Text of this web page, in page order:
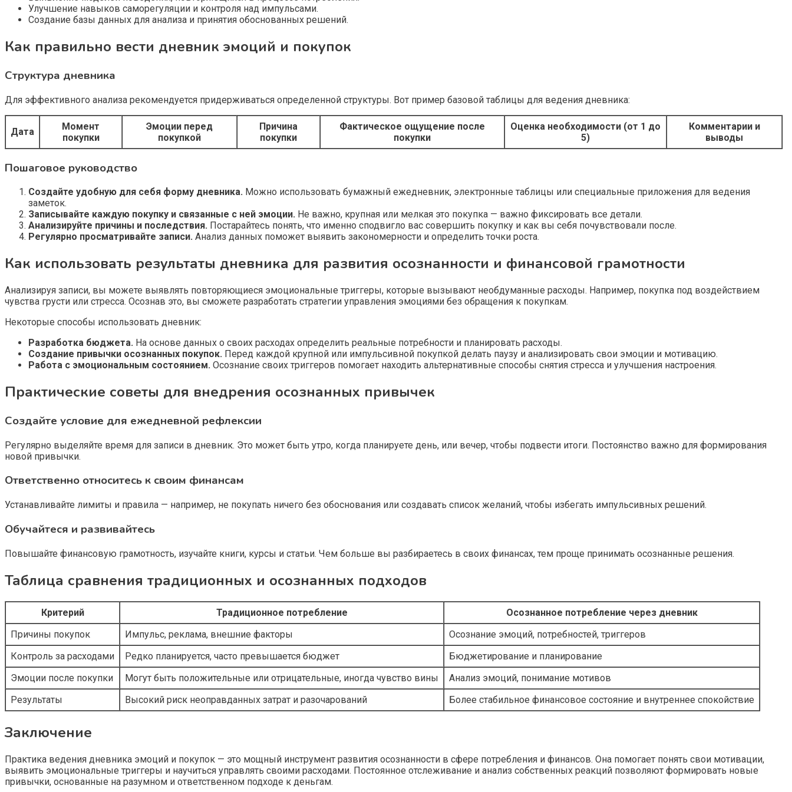
Улучшение навыков саморегуляции и контроля над импульсами.
Создание базы данных для анализа и принятия обоснованных решений.
Как правильно вести дневник эмоций и покупок
Структура дневника
Для эффективного анализа рекомендуется придерживаться определенной структуры. Вот пример базовой таблицы для ведения дневника:
Дата
Момент
покупки
Эмоции перед
покупкой
Причина
покупки
Фактическое ощущение после
покупки
Оценка необходимости (от 1 до
5)
Комментарии и
выводы
Пошаговое руководство
Создайте удобную для себя форму дневника. Можно использовать бумажный ежедневник, электронные таблицы или специальные приложения для ведения
заметок.
Записывайте каждую покупку и связанные с ней эмоции. Не важно, крупная или мелкая это покупка — важно фиксировать все детали.
Анализируйте причины и последствия. Постарайтесь понять, что именно сподвигло вас совершить покупку и как вы себя почувствовали после.
Регулярно просматривайте записи. Анализ данных поможет выявить закономерности и определить точки роста.
Как использовать результаты дневника для развития осознанности и финансовой грамотности
Анализируя записи, вы можете выявлять повторяющиеся эмоциональные триггеры, которые вызывают необдуманные расходы. Например, покупка под воздействием
чувства грусти или стресса. Осознав это, вы сможете разработать стратегии управления эмоциями без обращения к покупкам.
Некоторые способы использовать дневник:
Разработка бюджета. На основе данных о своих расходах определить реальные потребности и планировать расходы.
Создание привычки осознанных покупок. Перед каждой крупной или импульсивной покупкой делать паузу и анализировать свои эмоции и мотивацию.
Работа с эмоциональным состоянием. Осознание своих триггеров помогает находить альтернативные способы снятия стресса и улучшения настроения.
Практические советы для внедрения осознанных привычек
Создайте условие для ежедневной рефлексии
Регулярно выделяйте время для записи в дневник. Это может быть утро, когда планируете день, или вечер, чтобы подвести итоги. Постоянство важно для формирования
новой привычки.
Ответственно относитесь к своим финансам
Устанавливайте лимиты и правила — например, не покупать ничего без обоснования или создавать список желаний, чтобы избегать импульсивных решений.
Обучайтеся и развивайтесь
Повышайте финансовую грамотность, изучайте книги, курсы и статьи. Чем больше вы разбираетесь в своих финансах, тем проще принимать осознанные решения.
Таблица сравнения традиционных и осознанных подходов
Критерий Традиционное потребление
Осознанное потребление через дневник
Причины покупок
Импульс, реклама, внешние факторы
Осознание эмоций, потребностей, триггеров
Контроль за расходами
Редко планируется, часто превышается бюджет
Бюджетирование и планирование
Эмоции после покупки
Могут быть положительные или отрицательные, иногда чувство вины
Анализ эмоций, понимание мотивов
Результаты
Высокий риск неоправданных затрат и разочарований Более стабильное финансовое состояние и внутреннее спокойствие
Заключение
Практика ведения дневника эмоций и покупок — это мощный инструмент развития осознанности в сфере потребления и финансов. Она помогает понять свои мотивации,
выявить эмоциональные триггеры и научиться управлять своими расходами. Постоянное отслеживание и анализ собственных реакций позволяют формировать новые
привычки, основанные на разумном и ответственном подходе к деньгам.